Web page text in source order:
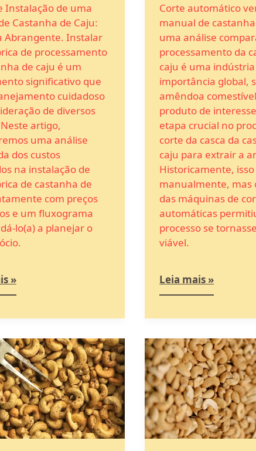
Instalação de uma
Castanha de Caju:
Abrangente. Instalar
de processamento
de caju é um
significativo que
cuidadoso
de diversos
artigo,
uma análise
dos custos
na instalação de
de castanha de
com preços
e um fluxograma
lo(a) a planejar o
»
Corte automático
manual de
uma análise
processamento da
caju é uma
importância global,
amêndoa
produto de
etapa crucial no
corte da casca da
caju para extrair a
Historicamente,
manualmente, mas
das máquinas de
automáticas
processo se
viável.
Leia mais »
Como
iniciar
sua
fábrica
de
castanha
de
caju